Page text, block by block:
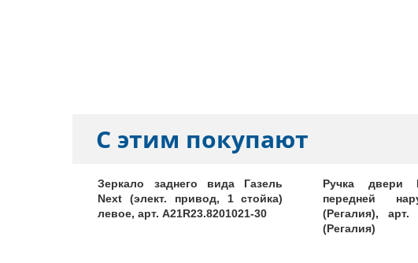
С этим покупают
Зеркало заднего вида Газель
Next (элект. привод, 1 стойка)
левое, арт. A21R23.8201021-30
Ручка двери
передней
(Регалия), арт.
(Регалия)